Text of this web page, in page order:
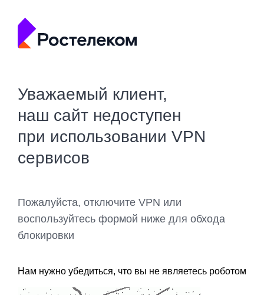
Уважаемый клиент,
наш сайт недоступен
при использовании VPN
сервисов
Пожалуйста, отключите VPN или
воспользуйтесь формой ниже для обхода
блокировки
Нам нужно убедиться, что вы не являетесь роботом